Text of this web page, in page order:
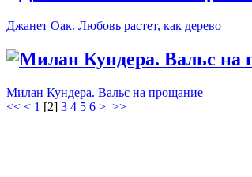
Джанет Оак. Любовь растет, как дерево
Милан Кундера. Вальс на прощание
<< < 1 [2] 3 4 5 6 > >>